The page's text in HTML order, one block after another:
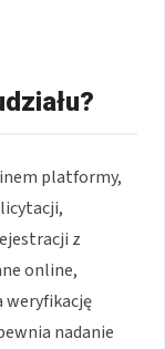
platformy,
z
online,
weryfikację
nadanie